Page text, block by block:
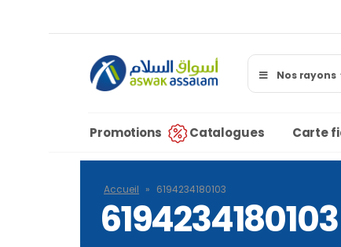
Nos rayons
Promotions Catalogues Carte
Accueil » 6194234180103
6194234180103